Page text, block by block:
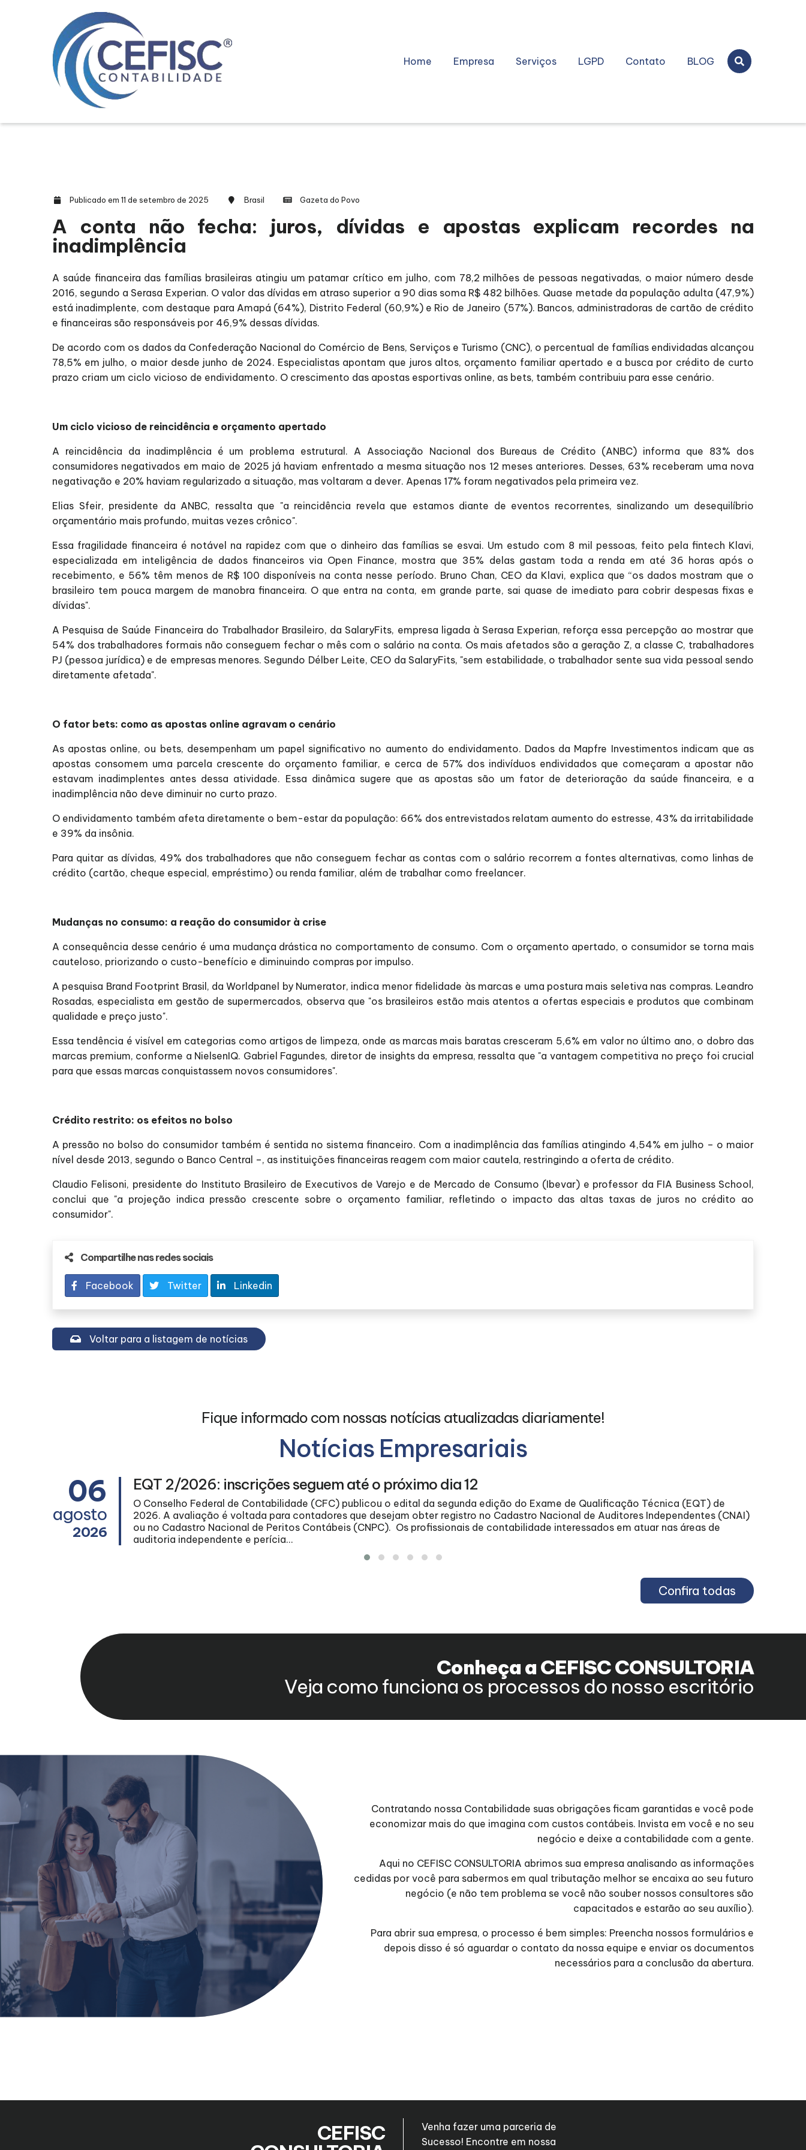
Home Empresa Serviços LGPD Contato BLOG
Publicado em 11 de setembro de 2025 Brasil Gazeta do Povo
A conta não fecha: juros, dívidas e apostas explicam recordes na
inadimplência
A saúde financeira das famílias brasileiras atingiu um patamar crítico em julho, com 78,2 milhões de pessoas negativadas, o maior número desde
2016, segundo a Serasa Experian. O valor das dívidas em atraso superior a 90 dias soma R$ 482 bilhões. Quase metade da população adulta (47,9%)
está inadimplente, com destaque para Amapá (64%), Distrito Federal (60,9%) e Rio de Janeiro (57%). Bancos, administradoras de cartão de crédito
e financeiras são responsáveis por 46,9% dessas dívidas.
De acordo com os dados da Confederação Nacional do Comércio de Bens, Serviços e Turismo (CNC), o percentual de famílias endividadas alcançou
78,5% em julho, o maior desde junho de 2024. Especialistas apontam que juros altos, orçamento familiar apertado e a busca por crédito de curto
prazo criam um ciclo vicioso de endividamento. O crescimento das apostas esportivas online, as bets, também contribuiu para esse cenário.
Um ciclo vicioso de reincidência e orçamento apertado
A reincidência da inadimplência é um problema estrutural. A Associação Nacional dos Bureaus de Crédito (ANBC) informa que 83% dos
consumidores negativados em maio de 2025 já haviam enfrentado a mesma situação nos 12 meses anteriores. Desses, 63% receberam uma nova
negativação e 20% haviam regularizado a situação, mas voltaram a dever. Apenas 17% foram negativados pela primeira vez.
Elias Sfeir, presidente da ANBC, ressalta que "a reincidência revela que estamos diante de eventos recorrentes, sinalizando um desequilíbrio
orçamentário mais profundo, muitas vezes crônico".
Essa fragilidade financeira é notável na rapidez com que o dinheiro das famílias se esvai. Um estudo com 8 mil pessoas, feito pela fintech Klavi,
especializada em inteligência de dados financeiros via Open Finance, mostra que 35% delas gastam toda a renda em até 36 horas após o
recebimento, e 56% têm menos de R$ 100 disponíveis na conta nesse período. Bruno Chan, CEO da Klavi, explica que “os dados mostram que o
brasileiro tem pouca margem de manobra financeira. O que entra na conta, em grande parte, sai quase de imediato para cobrir despesas fixas e
dívidas".
A Pesquisa de Saúde Financeira do Trabalhador Brasileiro, da SalaryFits, empresa ligada à Serasa Experian, reforça essa percepção ao mostrar que
54% dos trabalhadores formais não conseguem fechar o mês com o salário na conta. Os mais afetados são a geração Z, a classe C, trabalhadores
PJ (pessoa jurídica) e de empresas menores. Segundo Délber Leite, CEO da SalaryFits, "sem estabilidade, o trabalhador sente sua vida pessoal sendo
diretamente afetada".
O fator bets: como as apostas online agravam o cenário
As apostas online, ou bets, desempenham um papel significativo no aumento do endividamento. Dados da Mapfre Investimentos indicam que as
apostas consomem uma parcela crescente do orçamento familiar, e cerca de 57% dos indivíduos endividados que começaram a apostar não
estavam inadimplentes antes dessa atividade. Essa dinâmica sugere que as apostas são um fator de deterioração da saúde financeira, e a
inadimplência não deve diminuir no curto prazo.
O endividamento também afeta diretamente o bem-estar da população: 66% dos entrevistados relatam aumento do estresse, 43% da irritabilidade
e 39% da insônia.
Para quitar as dívidas, 49% dos trabalhadores que não conseguem fechar as contas com o salário recorrem a fontes alternativas, como linhas de
crédito (cartão, cheque especial, empréstimo) ou renda familiar, além de trabalhar como freelancer.
Mudanças no consumo: a reação do consumidor à crise
A consequência desse cenário é uma mudança drástica no comportamento de consumo. Com o orçamento apertado, o consumidor se torna mais
cauteloso, priorizando o custo-benefício e diminuindo compras por impulso.
A pesquisa Brand Footprint Brasil, da Worldpanel by Numerator, indica menor fidelidade às marcas e uma postura mais seletiva nas compras. Leandro
Rosadas, especialista em gestão de supermercados, observa que "os brasileiros estão mais atentos a ofertas especiais e produtos que combinam
qualidade e preço justo".
Essa tendência é visível em categorias como artigos de limpeza, onde as marcas mais baratas cresceram 5,6% em valor no último ano, o dobro das
marcas premium, conforme a NielsenIQ. Gabriel Fagundes, diretor de insights da empresa, ressalta que "a vantagem competitiva no preço foi crucial
para que essas marcas conquistassem novos consumidores".
Crédito restrito: os efeitos no bolso
A pressão no bolso do consumidor também é sentida no sistema financeiro. Com a inadimplência das famílias atingindo 4,54% em julho – o maior
nível desde 2013, segundo o Banco Central –, as instituições financeiras reagem com maior cautela, restringindo a oferta de crédito.
Claudio Felisoni, presidente do Instituto Brasileiro de Executivos de Varejo e de Mercado de Consumo (Ibevar) e professor da FIA Business School,
conclui que "a projeção indica pressão crescente sobre o orçamento familiar, refletindo o impacto das altas taxas de juros no crédito ao
consumidor".
Compartilhe nas redes sociais
Facebook Twitter Linkedin
Voltar para a listagem de notícias
Fique informado com nossas notícias atualizadas diariamente!
Notícias Empresariais
06
agosto
2026
EQT 2/2026: inscrições seguem até o próximo dia 12
O Conselho Federal de Contabilidade (CFC) publicou o edital da segunda edição do Exame de Qualificação Técnica (EQT) de
2026. A avaliação é voltada para contadores que desejam obter registro no Cadastro Nacional de Auditores Independentes (CNAI)
ou no Cadastro Nacional de Peritos Contábeis (CNPC). Os profissionais de contabilidade interessados em atuar nas áreas de
auditoria independente e perícia...
Confira todas
Conheça a CEFISC CONSULTORIA
Veja como funciona os processos do nosso escritório
Contratando nossa Contabilidade suas obrigações ficam garantidas e você pode
economizar mais do que imagina com custos contábeis. Invista em você e no seu
negócio e deixe a contabilidade com a gente.
Aqui no CEFISC CONSULTORIA abrimos sua empresa analisando as informações
cedidas por você para sabermos em qual tributação melhor se encaixa ao seu futuro
negócio (e não tem problema se você não souber nossos consultores são
capacitados e estarão ao seu auxílio).
Para abrir sua empresa, o processo é bem simples: Preencha nossos formulários e
depois disso é só aguardar o contato da nossa equipe e enviar os documentos
necessários para a conclusão da abertura.
CEFISC
Venha fazer uma parceria de
Sucesso! Encontre em nossa